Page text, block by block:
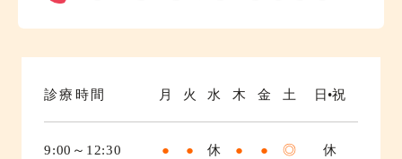
診療時間 月 火 水 木 金 土 日•祝
9:00～12:30 ● ● 休 ● ● ◎
休